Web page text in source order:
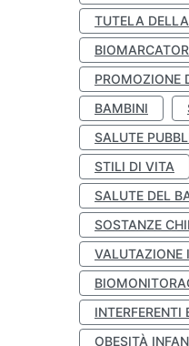
TUTELA
PROMOZIONE
BAMBINI
SALUTE
STILI DI VITA
SALUTE DEL
SOSTANZE
VALUTAZIONE
INTERFERENTI
OBESITÀ